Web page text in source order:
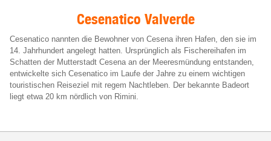
Cesenatico Valverde
Cesenatico nannten die Bewohner von Cesena ihren Hafen, den sie im
14. Jahrhundert angelegt hatten. Ursprünglich als Fischereihafen im
Schatten der Mutterstadt Cesena an der Meeresmündung entstanden,
entwickelte sich Cesenatico im Laufe der Jahre zu einem wichtigen
touristischen Reiseziel mit regem Nachtleben. Der bekannte Badeort
liegt etwa 20 km nördlich von Rimini.